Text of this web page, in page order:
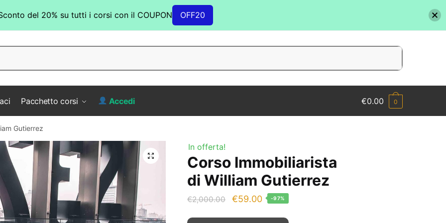
Pacchetto corsi Accedi €0.00 0
Gutierrez
In offerta!
Corso Immobiliarista
di William Gutierrez
€2,000.00
Il
€59.00Il
-97%
del 20% su tutti i corsi con il COUPON OFF20